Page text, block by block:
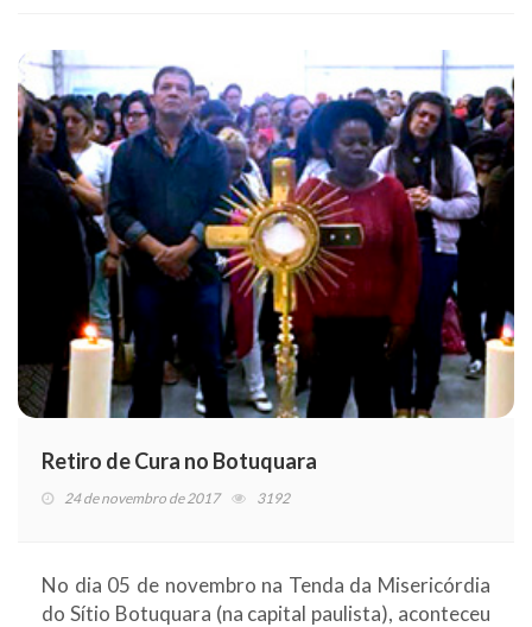
Retiro de Cura no Botuquara
24 de novembro de 2017 3192
No dia 05 de novembro na Tenda da Misericórdia
do Sítio Botuquara (na capital paulista), aconteceu